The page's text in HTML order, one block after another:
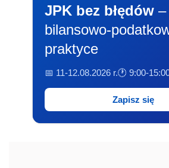
JPK bez błędów –
bilansowo-
praktyce
📅 11-12.08.2026 r.🕐 9:00-
Zapisz się